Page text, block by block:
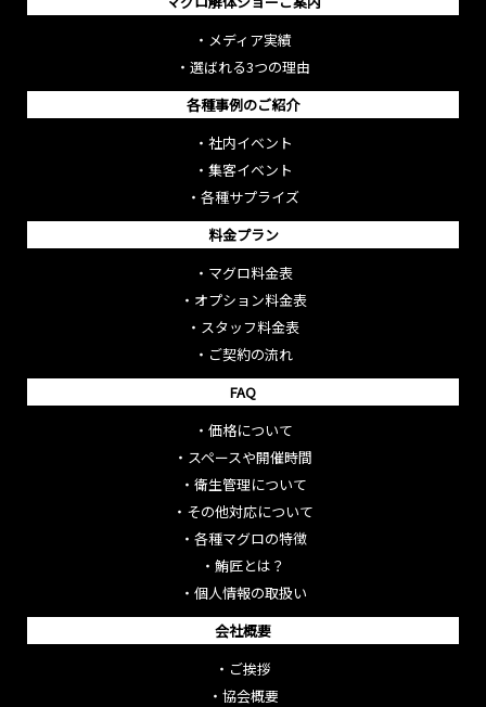
・ メディア実績
・ 選ばれる3つの理由
各種事例のご紹介
・ 社内イベント
・ 集客イベント
・ 各種サプライズ
料金プラン
・ マグロ料金表
・ オプション料金表
・ スタッフ料金表
・ ご契約の流れ
FAQ
・ 価格について
・ スペースや開催時間
・ 衛生管理について
・ その他対応について
・ 各種マグロの特徴
・ 鮪匠とは？
・ 個人情報の取扱い
会社概要
・ ご挨拶
・ 協会概要